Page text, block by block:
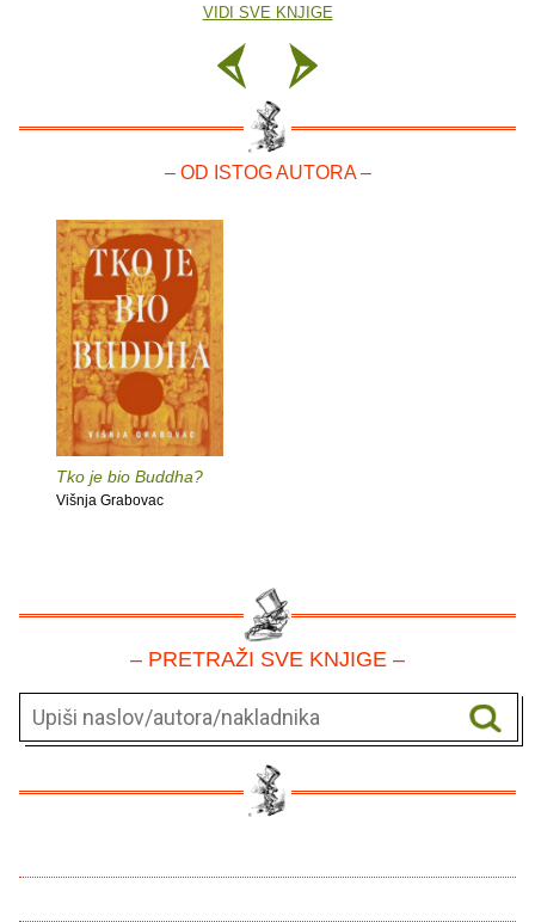
VIDI SVE KNJIGE
– OD ISTOG AUTORA –
Tko je bio Buddha?
Višnja Grabovac
– PRETRAŽI SVE KNJIGE –